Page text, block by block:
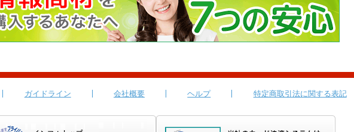
ガイドライン 会社概要 ヘルプ 特定商取引法に関する表記